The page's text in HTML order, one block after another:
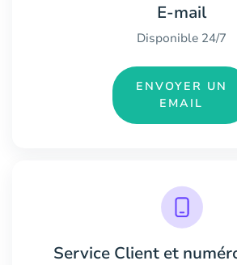
E-mail
Disponible 24/7
ENVOYER UN
EMAIL
Service Client et